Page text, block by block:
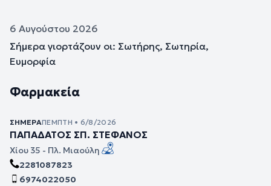
6 Αυγούστου 2026
Σήμερα γιορτάζουν οι: Σωτήρης, Σωτηρία,
Ευμορφία
Φαρμακεία
ΣΉΜΕΡΑΠΈΜΠΤΗ • 6/8/2026
ΠΑΠΑΔΑΤΟΣ ΣΠ. ΣΤΕΦΑΝΟΣ
Χίου 35 - Πλ. Μιαούλη
2281087823
6974022050